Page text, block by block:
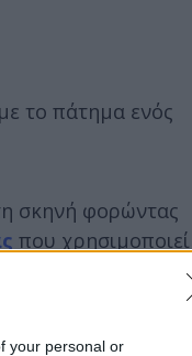
your personal or
το πάτημα ενός
σκηνή φορώντας
που χρησιμοποιεί